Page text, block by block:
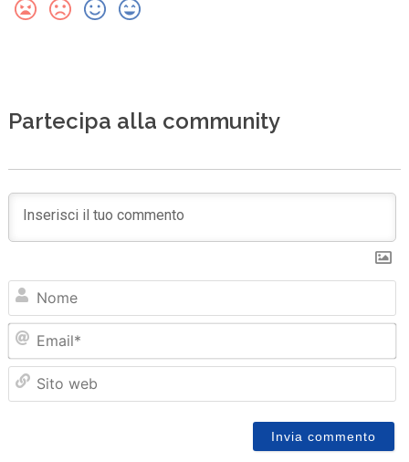
Partecipa alla community